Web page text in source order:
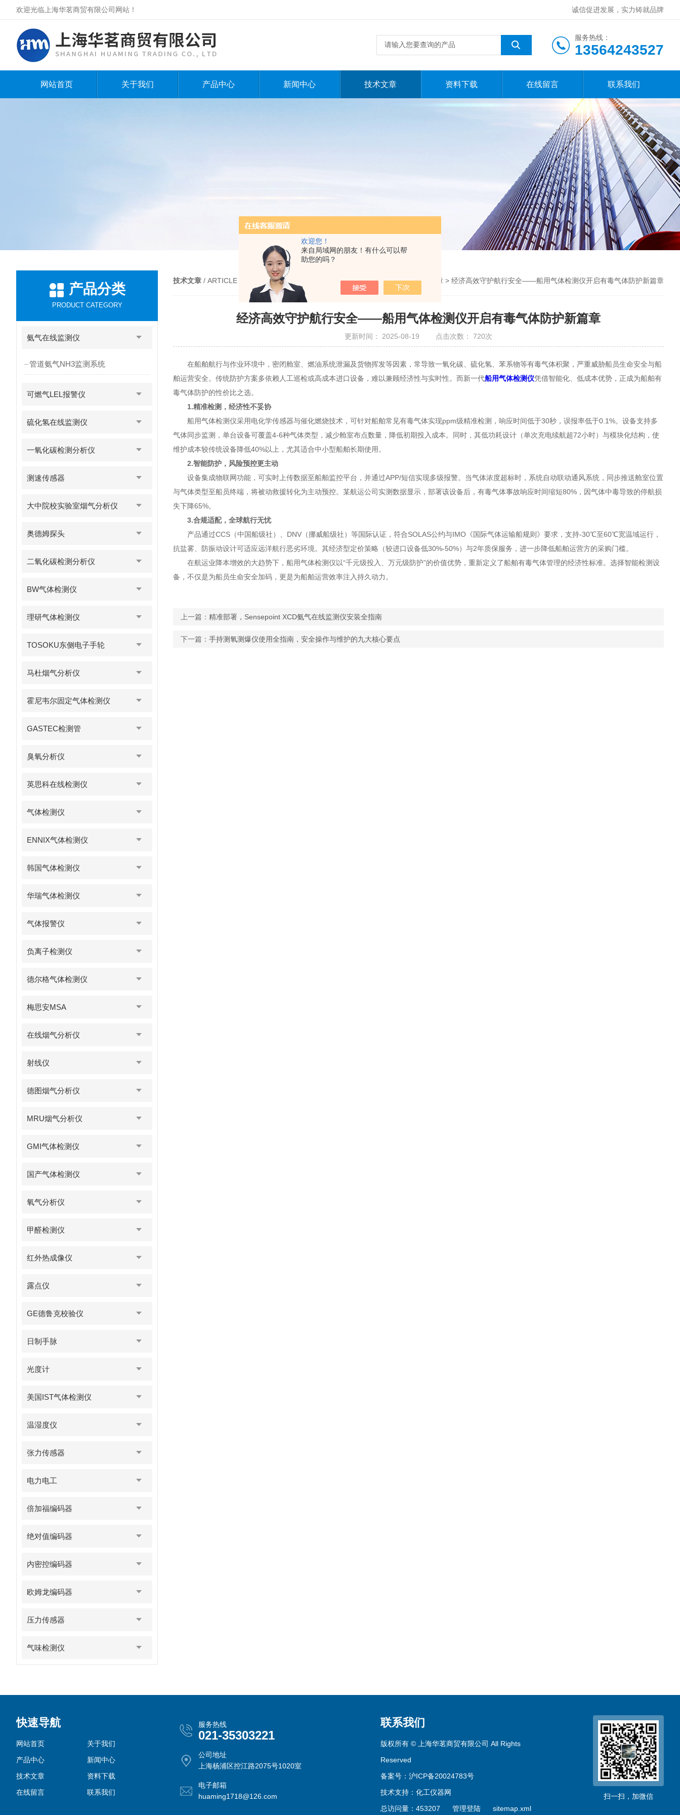
欢迎您！
来自局域网的朋友！有什么可以帮
助您的吗？
欢迎光临上海华茗商贸有限公司网站！ 诚信促进发展，实力铸就品牌
服务热线：
13564243527
网站首页 关于我们 产品中心 新闻中心 技术文章 资料下载 在线留言 联系我们
产品分类
PRODUCT CATEGORY
氨气在线监测仪
管道氨气NH3监测系统
可燃气LEL报警仪
硫化氢在线监测仪
一氧化碳检测分析仪
测速传感器
大中院校实验室烟气分析仪
奥德姆探头
二氧化碳检测分析仪
BW气体检测仪
理研气体检测仪
TOSOKU东侧电子手轮
马杜烟气分析仪
霍尼韦尔固定气体检测仪
GASTEC检测管
臭氧分析仪
英思科在线检测仪
气体检测仪
ENNIX气体检测仪
韩国气体检测仪
华瑞气体检测仪
气体报警仪
负离子检测仪
德尔格气体检测仪
梅思安MSA
在线烟气分析仪
射线仪
德图烟气分析仪
MRU烟气分析仪
GMI气体检测仪
国产气体检测仪
氧气分析仪
甲醛检测仪
红外热成像仪
露点仪
GE德鲁克校验仪
日制手脉
光度计
美国IST气体检测仪
温湿度仪
张力传感器
电力电工
倍加福编码器
绝对值编码器
内密控编码器
欧姆龙编码器
压力传感器
气味检测仪
技术文章 / ARTICLE 您的位置： 网站首页>技术文章 > 经济高效守护航行安全——船用气体检测仪开启有毒气体防护新篇章
经济高效守护航行安全——船用气体检测仪开启有毒气体防护新篇章
更新时间： 2025-08-19 点击次数： 720次
在船舶航行与作业环境中，密闭舱室、燃油系统泄漏及货物挥发等因素，常导致一氧化碳、硫化氢、苯系物等有毒气体积聚，严重威胁船员生命安全与船
舶运营安全。传统防护方案多依赖人工巡检或高成本进口设备，难以兼顾经济性与实时性。而新一代船用气体检测仪凭借智能化、低成本优势，正成为船舶有
毒气体防护的性价比之选。
1.精准检测，经济性不妥协
船用气体检测仪采用电化学传感器与催化燃烧技术，可针对船舶常见有毒气体实现ppm级精准检测，响应时间低于30秒，误报率低于0.1%。设备支持多
气体同步监测，单台设备可覆盖4-6种气体类型，减少舱室布点数量，降低初期投入成本。同时，其低功耗设计（单次充电续航超72小时）与模块化结构，使
维护成本较传统设备降低40%以上，尤其适合中小型船舶长期使用。
2.智能防护，风险预控更主动
设备集成物联网功能，可实时上传数据至船舶监控平台，并通过APP/短信实现多级报警。当气体浓度超标时，系统自动联动通风系统，同步推送舱室位置
与气体类型至船员终端，将被动救援转化为主动预控。某航运公司实测数据显示，部署该设备后，有毒气体事故响应时间缩短80%，因气体中毒导致的停航损
失下降65%。
3.合规适配，全球航行无忧
产品通过CCS（中国船级社）、DNV（挪威船级社）等国际认证，符合SOLAS公约与IMO《国际气体运输船规则》要求，支持-30℃至60℃宽温域运行，
抗盐雾、防振动设计可适应远洋航行恶劣环境。其经济型定价策略（较进口设备低30%-50%）与2年质保服务，进一步降低船舶运营方的采购门槛。
在航运业降本增效的大趋势下，船用气体检测仪以“千元级投入、万元级防护”的价值优势，重新定义了船舶有毒气体管理的经济性标准。选择智能检测设
备，不仅是为船员生命安全加码，更是为船舶运营效率注入持久动力。
上一篇： 精准部署，Sensepoint XCD氨气在线监测仪安装全指南
下一篇： 手持测氧测爆仪使用全指南，安全操作与维护的九大核心要点
快速导航
网站首页
关于我们
产品中心
新闻中心
技术文章
资料下载
在线留言
联系我们
服务热线
021-35303221
公司地址
上海杨浦区控江路2075号1020室
电子邮箱
huaming1718@126.com
联系我们
版权所有 © 上海华茗商贸有限公司 All Rights
Reserved
备案号：沪ICP备20024783号
技术支持： 化工仪器网
总访问量：453207 管理登陆 sitemap.xml
扫一扫，加微信